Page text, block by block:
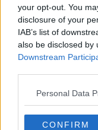
your opt-out. You
disclosure of your
IAB’s list of
also be disclosed by
Downstream
Personal Data
CONFIRM
Fra le 32 persone per
sono l'ex presidente
Lorenzetti(Pd), alcuni
vinto la gara di appalto
infrastrutture come
Maria Rita Lorenzetti
Coopsette attraverso i
avere in cambio
post terremoto in Emilia